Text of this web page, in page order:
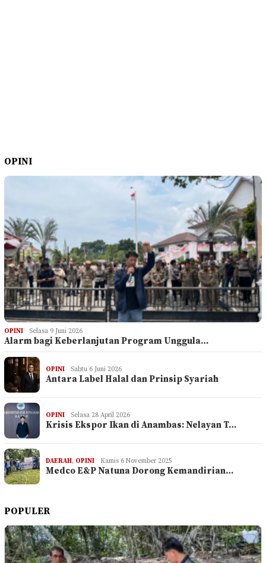
OPINI
OPINI Selasa 9 Juni 2026
Alarm bagi Keberlanjutan Program Unggula…
OPINI Sabtu 6 Juni 2026
Antara Label Halal dan Prinsip Syariah
OPINI Selasa 28 April 2026
Krisis Ekspor Ikan di Anambas: Nelayan T…
DAERAH, OPINI Kamis 6 November 2025
Medco E&P Natuna Dorong Kemandirian…
POPULER